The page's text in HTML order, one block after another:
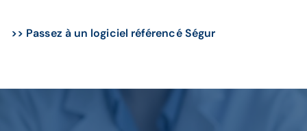
>> Passez à un logiciel référencé Ségur